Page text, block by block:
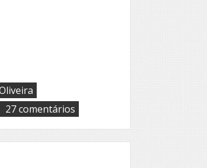
27 comentários
Além
do
espelho: